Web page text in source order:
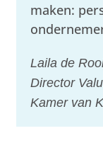
maken:
Laila de
Director
Kamer van